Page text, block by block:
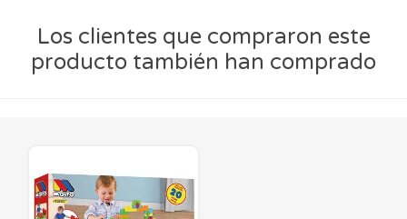
Los clientes que compraron este
producto también han comprado